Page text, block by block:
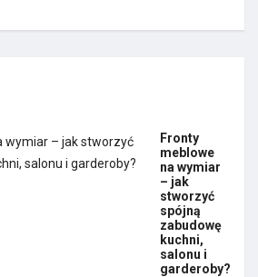
Fronty
meblowe
na wymiar
– jak
stworzyć
spójną
zabudowę
kuchni,
salonu i
garderoby?